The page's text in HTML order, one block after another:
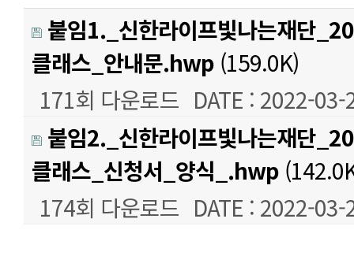
붙임1._신한라이프빛나는재단
클래스_안내문.hwp (159.0K)
171회 다운로드 DATE : 2022-
붙임2._신한라이프빛나는재단
클래스_신청서_양식_.hwp
174회 다운로드 DATE : 2022-